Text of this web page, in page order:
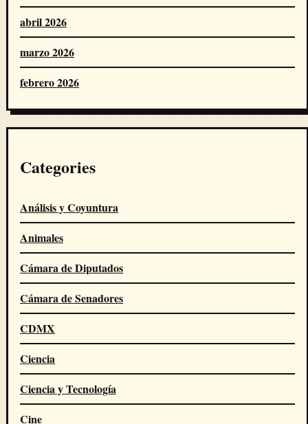
abril 2026
marzo 2026
febrero 2026
Categories
Análisis y Coyuntura
Animales
Cámara de Diputados
Cámara de Senadores
CDMX
Ciencia
Ciencia y Tecnología
Cine